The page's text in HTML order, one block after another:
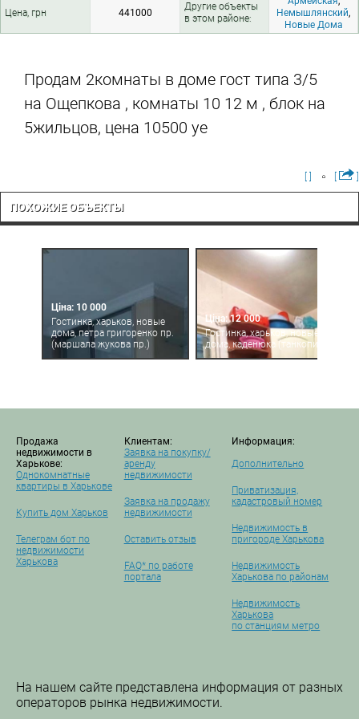
Цена, грн 441000
Другие объекты
в этом районе:
Немышлянский,
Новые Дома
Продам 2комнаты в доме гост типа 3/5
на Ощепкова , комнаты 10 12 м , блок на
5жильцов, цена 10500 уе
ПОХОЖИЕ ОБЪЕКТЫ
Ціна: 10 000
Гостинка, харьков, новые
дома, петра григоренко пр.
(маршала жукова пр.)
Ціна: 12 000
Гостинка, харьков, новые
дома, каденюка (танкопия)
Продажа
недвижимости в
Харькове:
Однокомнатные
квартиры в Харькове
Купить дом Харьков
Телеграм бот по
недвижимости
Харькова
Клиентам:
Заявка на покупку/
аренду
недвижимости
Заявка на продажу
недвижимости
Оставить отзыв
FAQ* по работе
портала
Информация:
Дополнительно
Приватизация,
кадастровый номер
Недвижимость в
пригороде Харькова
Недвижимость
Харькова по районам
Недвижимость
Харькова
по станциям метро
На нашем сайте представлена информация от разных
операторов рынка недвижимости.